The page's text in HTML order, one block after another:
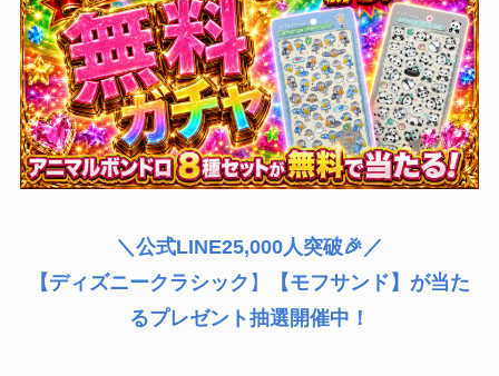
＼公式LINE25,000人突破🎉／
【ディズニークラシック 】
【モフサンド】が当た
るプレゼント抽選開催中！